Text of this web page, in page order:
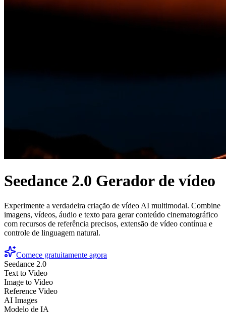
Seedance 2.0 Gerador de vídeo
Experimente a verdadeira criação de vídeo AI multimodal. Combine
imagens, vídeos, áudio e texto para gerar conteúdo cinematográfico
com recursos de referência precisos, extensão de vídeo contínua e
controle de linguagem natural.
Comece gratuitamente agora
Seedance 2.0
Text to Video
Image to Video
Reference Video
AI Images
Modelo de IA